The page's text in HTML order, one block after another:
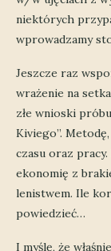
niektórych
wprowadzamy
Jeszcze raz
wrażenie na
złe wnioski
Kiviego”.
czasu oraz
ekonomię z
lenistwem. Ile
powiedzieć…
I myślę, że